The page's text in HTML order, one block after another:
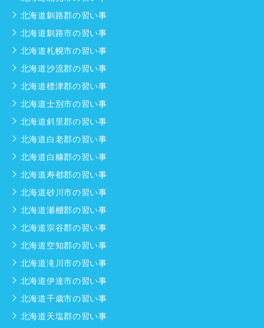
北海道釧路郡の習い事
北海道釧路市の習い事
北海道札幌市の習い事
北海道沙流郡の習い事
北海道標津郡の習い事
北海道士別市の習い事
北海道斜里郡の習い事
北海道白老郡の習い事
北海道白糠郡の習い事
北海道寿都郡の習い事
北海道砂川市の習い事
北海道瀬棚郡の習い事
北海道宗谷郡の習い事
北海道空知郡の習い事
北海道滝川市の習い事
北海道伊達市の習い事
北海道千歳市の習い事
北海道天塩郡の習い事